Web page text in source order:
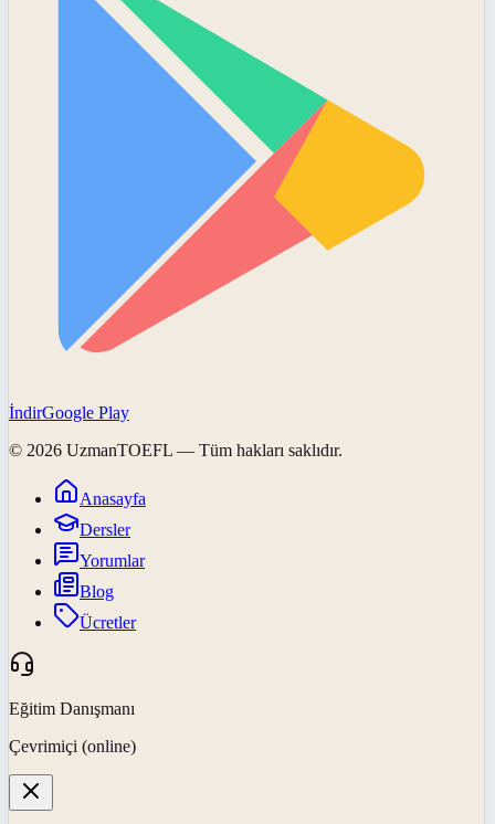
İndirGoogle Play
© 2026 UzmanTOEFL — Tüm hakları saklıdır.
Anasayfa
Dersler
Yorumlar
Blog
Ücretler
Eğitim Danışmanı
Çevrimiçi (online)